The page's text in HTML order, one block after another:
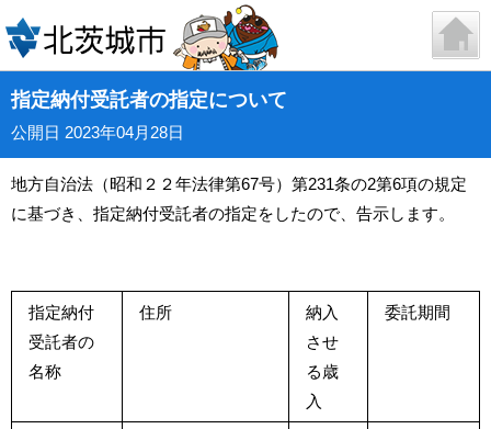
指定納付受託者の指定について
公開日 2023年04月28日
地方自治法（昭和２２年法律第67号）第231条の2第6項の規定
に基づき、指定納付受託者の指定をしたので、告示します。
指定納付
受託者の
名称
住所
納入
させ
る歳
入
委託期間